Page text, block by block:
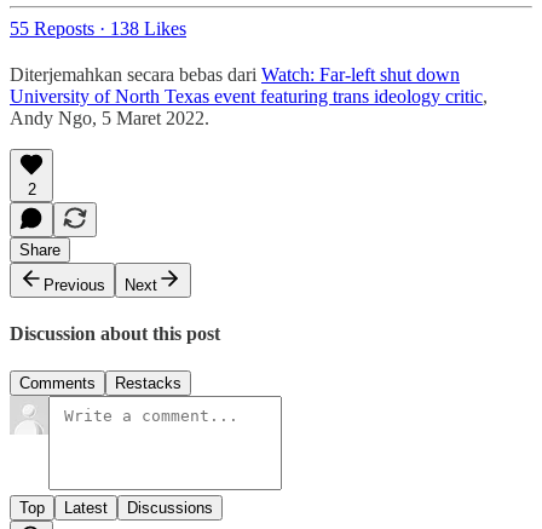
55 Reposts · 138 Likes
Diterjemahkan secara bebas dari Watch: Far-left shut down
University of North Texas event featuring trans ideology critic,
Andy Ngo, 5 Maret 2022.
2
Share
Previous
Next
Discussion about this post
Comments Restacks
Top Latest Discussions